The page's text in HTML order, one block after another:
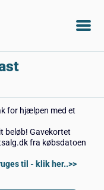
for hjælpen med et
beløb! Gavekortet
fra købsdatoen
til - klik her..>>